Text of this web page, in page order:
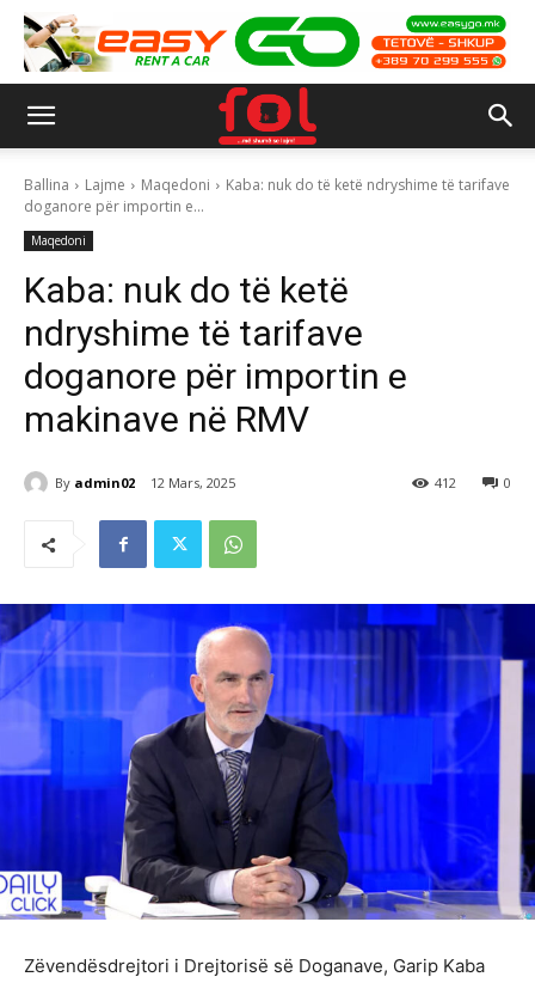
Ballina Lajme Maqedoni
Kaba: nuk do të ketë ndryshime të tarifave
doganore për importin e...
Maqedoni
Kaba: nuk do të ketë
ndryshime të tarifave
doganore për importin e
makinave në RMV
By admin02 12 Mars, 2025 0
412
Zëvendësdrejtori i Drejtorisë së Doganave, Garip Kaba